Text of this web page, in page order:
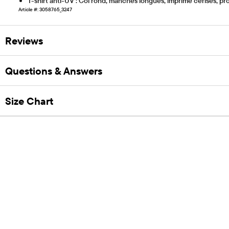
Article #: 3058765_3247
Reviews
Questions & Answers
Size Chart